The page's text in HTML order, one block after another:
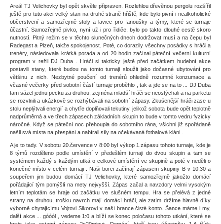
Areál TJ Velichovky byl opět skvěle připraven. Rozlehlou dřevěnou pergolu rozšířil
ještě pro tuto akci velký stan na druhé straně hřiště, kde bylo pivní i nealkoholické
občerstvení a samozřejmě stoly a lavice pro fanoušky a týmy, které se turnaje
účastní. Samozřejmě pivko, nyní už i pro řidiče, bylo po takto dlouhé cestě skoro
nutností. Pitný režim se v těchto slunečných dnech dodržovat musí a na čepu byl
Radegast a Plzeň, takže spokojenost. Poté, co dorazily všechny posádky s hráči a
trenéry, následovala krátká porada a od 20 hodin začínal páteční večerní kulturní
program v režii DJ Duba . Hráči si takticky ještě před začátkem hudební akce
postavili stany, které budou na tomto turnaji sloužit jako dočasné ubytování pro
většinu z nich. Nezbytné poučení od trenérů ohledně rozumné konzumace a
včasné večerky před sobotní částí turnaje proběhlo , tak a jde se na to ... DJ Duba
tam sázel jednu pecku za druhou, zejména mladší hráči se neostýchali a na parketu
se rozvlnili a ukázkově se rozhýbávali na sobotní zápasy. Zkušenější hráči zase u
stolu neplýtvali energií a chytře doplňovali tekutiny, jelikož sobota bude opět teplotně
nadprůměrná a ve třech zápasech základních skupin to bude v tomto vedru fyzicky
náročné. Když se páteční noc přehoupla do sobotního rána, všichni již spořádaně
našli svá místa na přespání a nabírali síly na očekávaná fotbalová klání .
A je to tady. V sobotu 20.července v 8:00 byl výkop 1.zápasu tohoto turnaje, kde je
8 týmů rozděleno podle umístění v předešlém turnaji do dvou skupin a tam se
systémem každý s každým utká o celkové umístění ve skupině a poté v neděli o
konečné místo v celém turnaji . Naši borci začínají zápasem skupiny B v 10:30 a
soupeřem jim budou domácí TJ Velichovky, které samozřejmě jakožto domácí
pořádající tým pomýšlí na mety nejvyšší. Zápas začal a navzdory velmi vysokým
letním teplotám se hraje od začátku ve slušném tempu. Hra se přelévá z jedné
strany na druhou, trošku navrch mají domácí hráči, ale zatím držíme hlavně díky
výborně chytajícímu Vojtovi Sikorovi v naší brance čisté konto. Šance máme i my,
další akce ... góóól , vedeme 1:0 a blíží se konec poločasu tohoto utkání, které se